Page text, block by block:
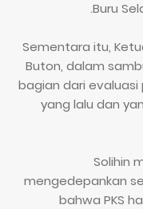
Buru
Sementara itu,
Buton, dalam
bagian dari
yang lalu dan
Solihin
mengedepankan
bahwa PKS